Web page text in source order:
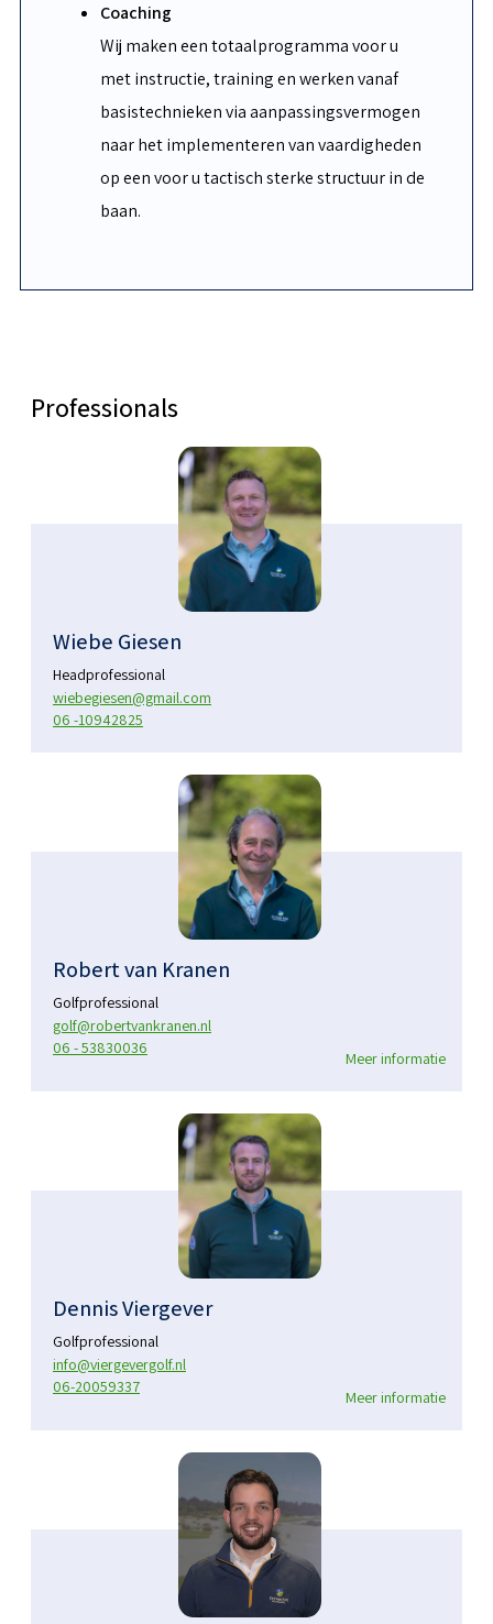
Coaching
Wij maken een totaalprogramma voor u
met instructie, training en werken vanaf
basistechnieken via aanpassingsvermogen
naar het implementeren van vaardigheden
op een voor u tactisch sterke structuur in de
baan.
Professionals
Wiebe Giesen
Headprofessional
wiebegiesen@gmail.com
06 -10942825
Robert van Kranen
Golfprofessional
golf@robertvankranen.nl
06 - 53830036
Meer informatie
Dennis Viergever
Golfprofessional
info@viergevergolf.nl
06-20059337
Meer informatie